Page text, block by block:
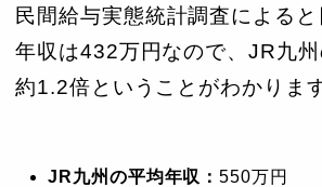
民間給与実態統計調査による
年収は432万円なので、JR九
約1.2倍ということがわかります
JR九州の平均年収：550万円